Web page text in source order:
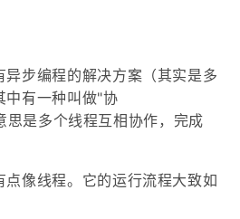
步编程的解决方案（其实是多
中有一种叫做"协
是多个线程互相协作，完成
像线程。它的运行流程大致如